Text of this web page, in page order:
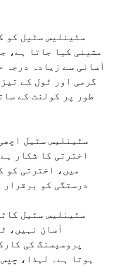
سٹینلیس سٹیل کو
مشینی کیا جاتا ہے،
آسانی سے زیادہ درجہ
گرمی اور ٹول کے
طور پر کولنٹ کے
سٹینلیس سٹیل
اخترتی کا شکار
میں، اخترتی کو
درستگی کو برقرار
سٹینلیس سٹیل
آسان نہیں،
پروسیسنگ کی
ہوتا ہے۔ لہذا،